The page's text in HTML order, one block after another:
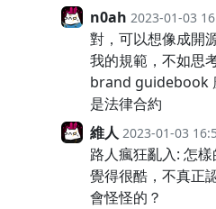
n0ah 2023-01-03
對，可以想像成開
我的規範，不如思
brand guidebook
是法律合約
維人 2023-01-03
路人瘋狂亂入: 怎
覺得很酷，不真正
會怪怪的？